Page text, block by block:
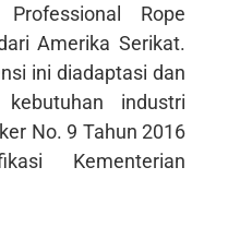
Rope
Amerika Serikat.
ini diadaptasi dan
industri
No. 9 Tahun 2016
Kementerian